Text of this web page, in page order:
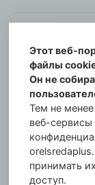
©
Орловская
00254 от 29
Газета
Федеральной
Этот веб-
файлы
Он не
Тем не
веб-сервисы
принимать
доступ.